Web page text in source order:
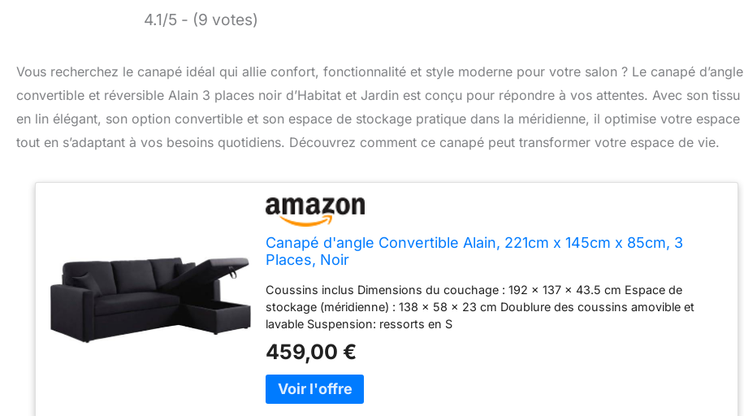
4.1/5 - (9 votes)
Vous recherchez le canapé idéal qui allie confort, fonctionnalité et style moderne pour votre salon ? Le canapé d’angle
convertible et réversible Alain 3 places noir d’Habitat et Jardin est conçu pour répondre à vos attentes. Avec son tissu
en lin élégant, son option convertible et son espace de stockage pratique dans la méridienne, il optimise votre espace
tout en s’adaptant à vos besoins quotidiens. Découvrez comment ce canapé peut transformer votre espace de vie.
Canapé d'angle Convertible Alain, 221cm x 145cm x 85cm, 3
Places, Noir
Coussins inclus Dimensions du couchage : 192 x 137 x 43.5 cm Espace de
stockage (méridienne) : 138 x 58 x 23 cm Doublure des coussins amovible et
lavable Suspension: ressorts en S
459,00 €